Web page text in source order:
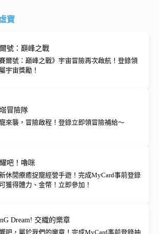
寶
號：巔峰之戰
賽爾號：巔峰之戰》宇宙冒險再次啟航！登錄領
宇宙獎勵！
冒險隊
來襲，冒險啟程！登錄立即領冒險補給～
吧！嚕咪
休閒療癒捉寵經營手遊！完成MyCard事前登錄
獲得體力、金幣！立即參加！
Dream! 交織的樂章
吧，屬於我們的樂章！完成MyCard事前登錄抽